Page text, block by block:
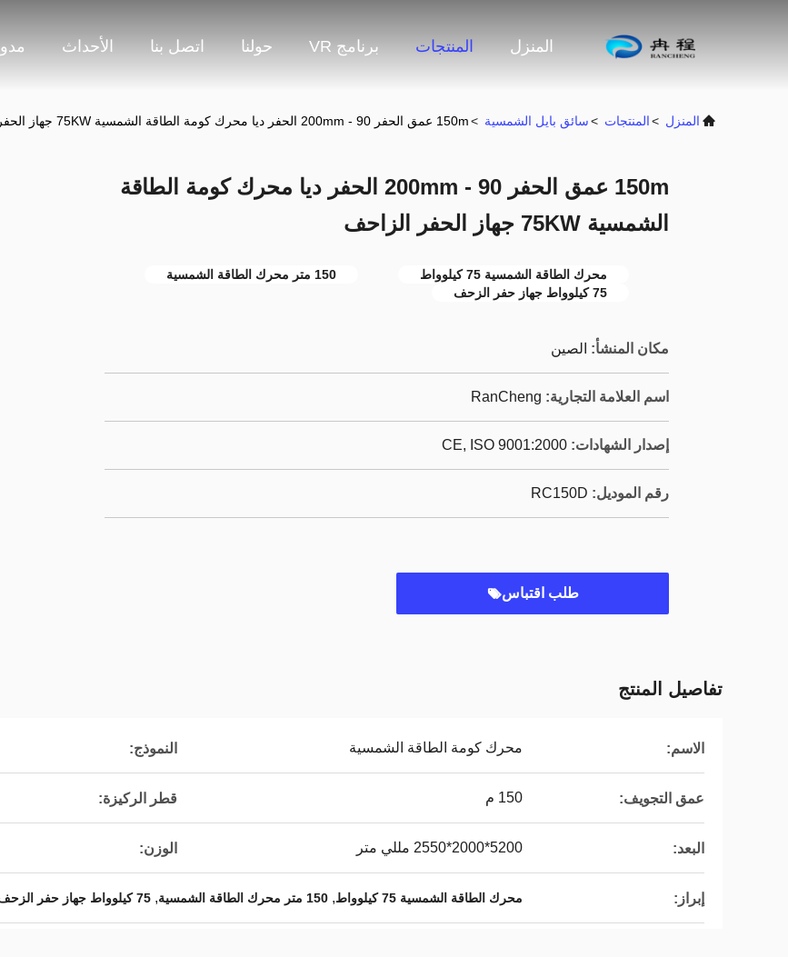
المنزل المنتجات برنامج VR حولنا اتصل بنا الأحداث
المنزل >المنتجات >سائق بايل الشمسية >150m عمق الحفر 90 - 200mm الحفر ديا محرك كومة الطاقة الشمسية 75KW جهاز الحفر الزاحف
150m عمق الحفر 90 - 200mm الحفر ديا محرك كومة الطاقة
الشمسية 75KW جهاز الحفر الزاحف
محرك الطاقة الشمسية 75 كيلوواط
150 متر محرك الطاقة الشمسية
75 كيلوواط جهاز حفر الزحف
مكان المنشأ: الصين
اسم العلامة التجارية: RanCheng
إصدار الشهادات: CE, ISO 9001:2000
رقم الموديل: RC150D
طلب اقتباس
تفاصيل المنتج
الاسم: محرك كومة الطاقة الشمسية النموذج:
عمق التجويف: 150 م قطر الركيزة:
البعد: 5200*2000*2550 مللي متر الوزن:
إبراز: محرك الطاقة الشمسية 75 كيلوواط , 150 متر محرك الطاقة الشمسية , 75 كيلوواط جهاز حفر الزحف